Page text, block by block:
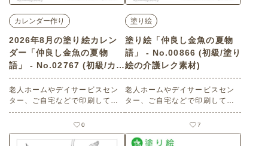
カレンダー作り
2026年8月の塗り絵カレン
ダー「仲良し金魚の夏物
語」 - No.02767 (初級/カレ
ンダー作りの介護レク素材)
老人ホームやデイサービスセン
ター、ご自宅などで印刷してお
使いいただける無料の高齢者向
け介護レク素材 2026年8月の塗
り絵カレンダー「仲良し金魚の
夏物語」（カレンダー作り・初
0
塗り絵
塗り絵「仲良し金魚の夏物
語」 - No.00866 (初級/塗り
絵の介護レク素材)
老人ホームやデイサービスセン
ター、ご自宅などで印刷してお
使いいただける無料の高齢者向
け介護レク素材 塗り絵「仲良し
金魚の夏物語」（塗り絵・初
級）です。 関連キーワード：八
7